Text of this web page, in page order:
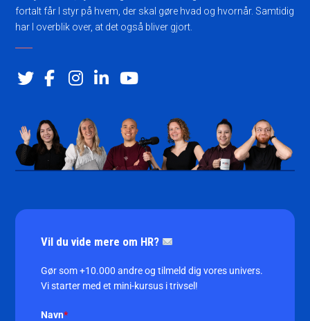
fortalt får I styr på hvem, der skal gøre hvad og hvornår. Samtidig
har I overblik over, at det også bliver gjort.
Vil du vide mere om HR?
Gør som +10.000 andre og tilmeld dig vores univers.
Vi starter med et mini-kursus i trivsel!
Navn*